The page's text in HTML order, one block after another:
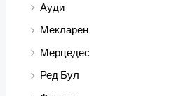
Ауди
Мекларен
Мерцедес
Ред Бул